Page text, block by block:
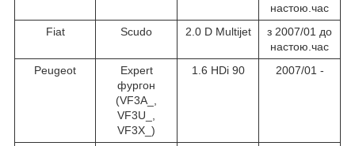
настою.час
Fiat
Scudo 2.0 D Multijet
з 2007/01 до
настою.час
Peugeot
Expert
фургон
(VF3A_,
VF3U_,
VF3X_)
1.6 HDi 90 2007/01 -